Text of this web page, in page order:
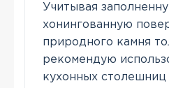
Учитывая
хонингованную
природного камня
рекомендую
кухонных столешниц